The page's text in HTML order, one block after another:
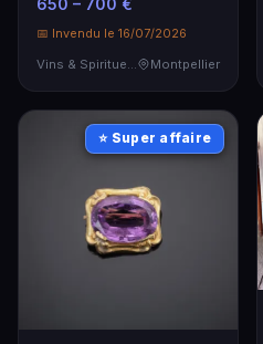
📅 Invendu le 16/07/2026
Montpellier
⭐ Super affaire